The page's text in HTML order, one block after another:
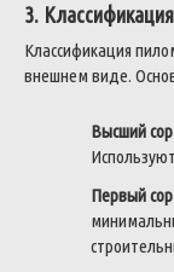
3.
Классификация
внешнем виде.
Высший
Первый